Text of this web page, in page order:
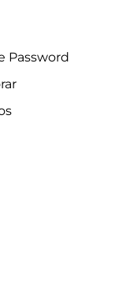
Password